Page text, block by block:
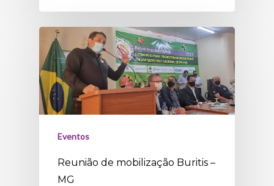
Eventos
Reunião de mobilização Buritis –
MG